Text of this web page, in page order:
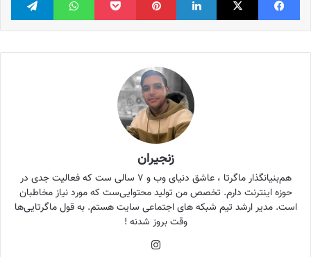
زنجیران
هم‌بنیانگذار ماگرتا ، عاشق دنیای وب و ۷ سالی ست که فعالیت جدی در
حوزه اینترنت دارم. تخصص من تولید محتوایی‌ست که مورد نیاز مخاطبان
است. مدیر ارشد تیم شبکه های اجتماعی سایت هستم. به قول ماگرتایی‌ها
وقت بروز شدنه !